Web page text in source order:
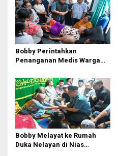
Bobby Perintahkan
Penanganan Medis Warga
Bobby Melayat ke Rumah
Duka Nelayan di Nias